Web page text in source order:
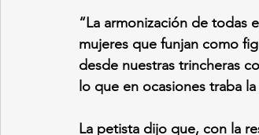
“La armonización de todas
mujeres que funjan como
desde nuestras trincheras
lo que en ocasiones traba
La petista dijo que, con la